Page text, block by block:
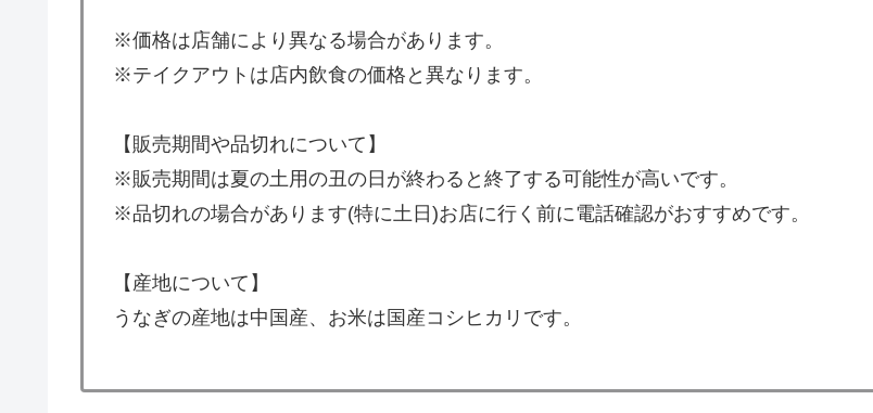
※価格は店舗により異なる場合があります。
※テイクアウトは店内飲食の価格と異なります。
【販売期間や品切れについて】
※販売期間は夏の土用の丑の日が終わると終了する可能性が高いです。
※品切れの場合があります(特に土日)お店に行く前に電話確認がおすすめです。
【産地について】
うなぎの産地は中国産、お米は国産コシヒカリです。